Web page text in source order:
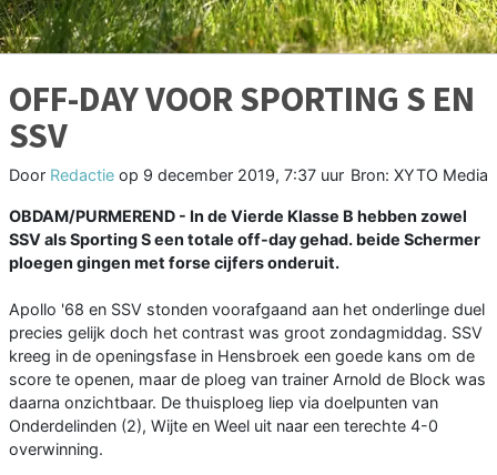
OFF-DAY VOOR SPORTING S EN
SSV
Door Redactie op 9 december 2019, 7:37 uur Bron: XYTO Media
OBDAM/PURMEREND - In de Vierde Klasse B hebben zowel
SSV als Sporting S een totale off-day gehad. beide Schermer
ploegen gingen met forse cijfers onderuit.
Apollo '68 en SSV stonden voorafgaand aan het onderlinge duel
precies gelijk doch het contrast was groot zondagmiddag. SSV
kreeg in de openingsfase in Hensbroek een goede kans om de
score te openen, maar de ploeg van trainer Arnold de Block was
daarna onzichtbaar. De thuisploeg liep via doelpunten van
Onderdelinden (2), Wijte en Weel uit naar een terechte 4-0
overwinning.